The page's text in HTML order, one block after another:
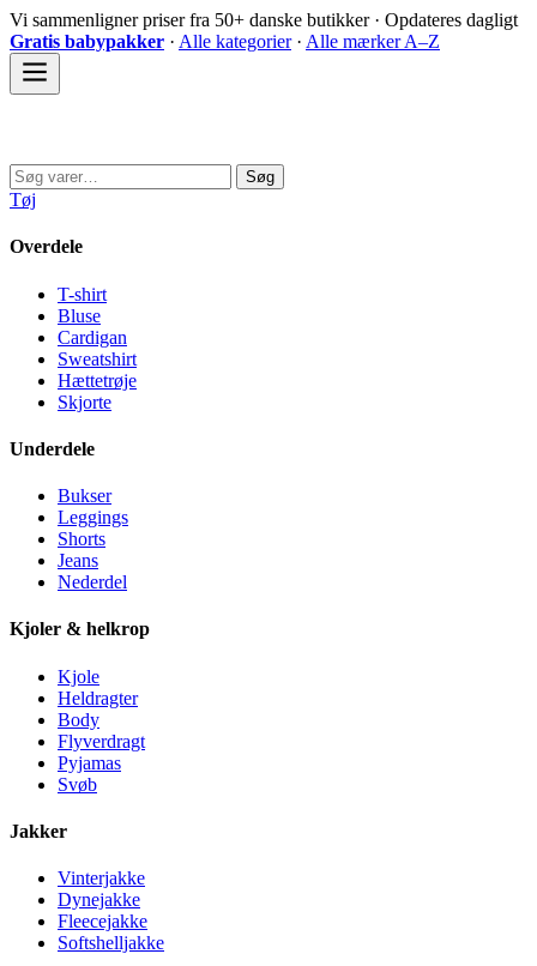
Spring
til
indhold
Vi sammenligner priser fra 50+ danske butikker · Opdateres dagligt
Gratis babypakker · Alle kategorier· Alle mærker A–Z
Søg
efter:
Søg
Tøj
Overdele
T-shirt
Bluse
Cardigan
Sweatshirt
Hættetrøje
Skjorte
Underdele
Bukser
Leggings
Shorts
Jeans
Nederdel
Kjoler & helkrop
Kjole
Heldragter
Body
Flyverdragt
Pyjamas
Svøb
Jakker
Vinterjakke
Dynejakke
Fleecejakke
Softshelljakke